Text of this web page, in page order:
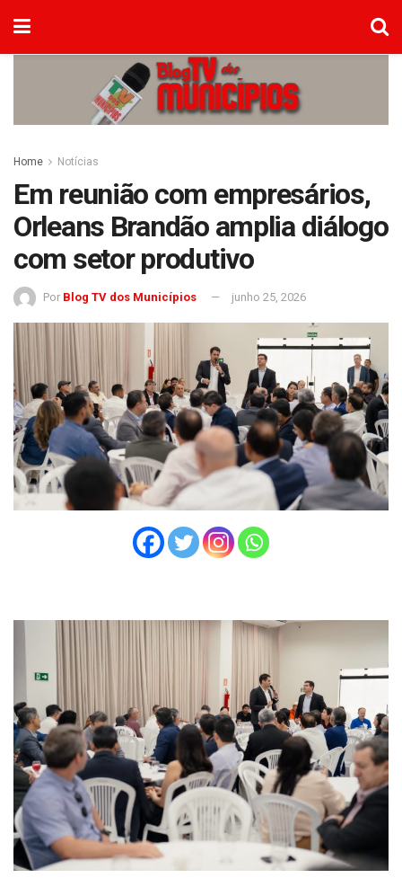
Home Notícias
Em reunião com empresários,
Orleans Brandão amplia diálogo
com setor produtivo
Por Blog TV dos Municípios junho 25, 2026